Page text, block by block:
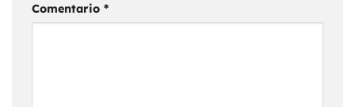
Comentario *